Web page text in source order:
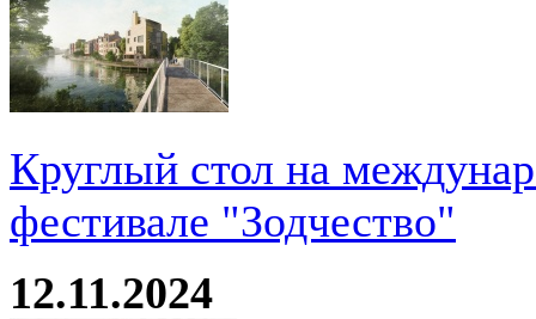
Круглый стол на
фестивале "Зодчество"
12.11.2024